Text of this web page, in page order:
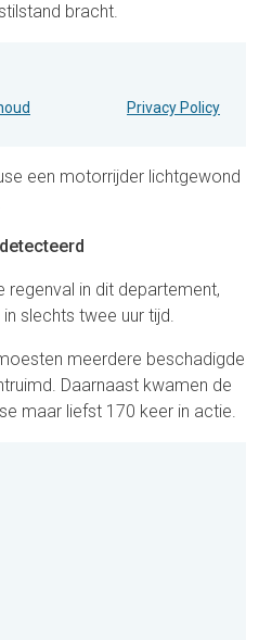
bracht.
Privacy Policy
een motorrijder lichtgewond
regenval in dit departement,
slechts twee uur tijd.
meerdere beschadigde
Daarnaast kwamen de
maar liefst 170 keer in actie.